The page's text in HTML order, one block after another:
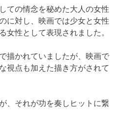
ての情念を秘めた大人の女性
に対し、映画では少女と女性
女性として表現されました。
描かれていましたが、映画で
視点も加えた描き方がされて
、それが功を奏しヒットに繋